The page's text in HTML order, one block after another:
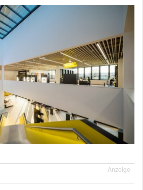
Anzeige